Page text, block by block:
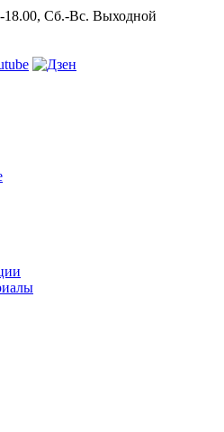
Сб.-Вс. Выходной